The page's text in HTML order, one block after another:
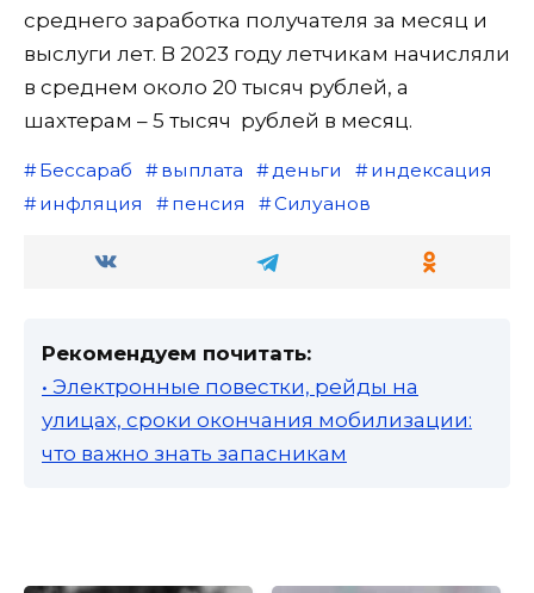
среднего заработка получателя за месяц и
выслуги лет. В 2023 году летчикам начисляли
в среднем около 20 тысяч рублей, а
шахтерам – 5 тысяч рублей в месяц.
Бессараб выплата деньги
индексация
инфляция
пенсия Силуанов
Рекомендуем почитать:
• Электронные повестки, рейды на
улицах, сроки окончания мобилизации:
что важно знать запасникам